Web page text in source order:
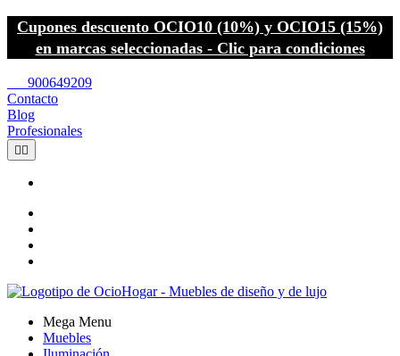
Cupones descuento OCIO10 (10%) y OCIO15 (15%)
en marcas seleccionadas - Clic para condiciones
900649209
Contacto
Blog
Profesionales
 
Mega Menu
Muebles